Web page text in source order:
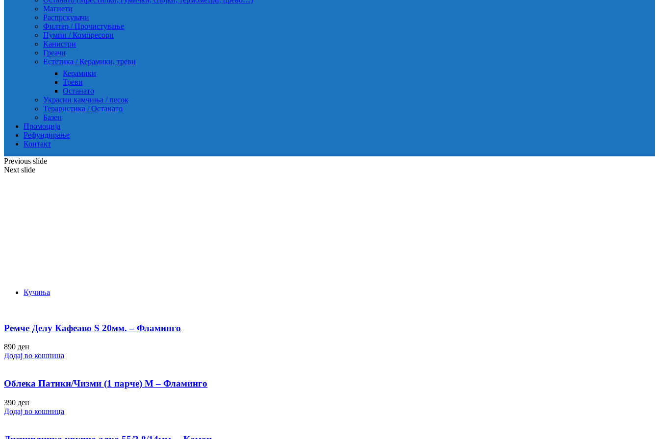
Магнети
Распрскувачи
Филтер / Прочистување
Пумпи / Компресори
Канистри
Греачи
Естетика / Керамики, треви
Керамики
Треви
Останато
Украсни камчиња / песок
Тераристика / Останато
Базен
Промоција
Рефундирање
Контакт
Previous slide
Next slide
Кучиња
Ремче Делу Кафеаво S 20мм. – Фламинго
890 ден
Додај во кошница
Облека Патики/Чизми (1 парче) M – Фламинго
390 ден
Додај во кошница